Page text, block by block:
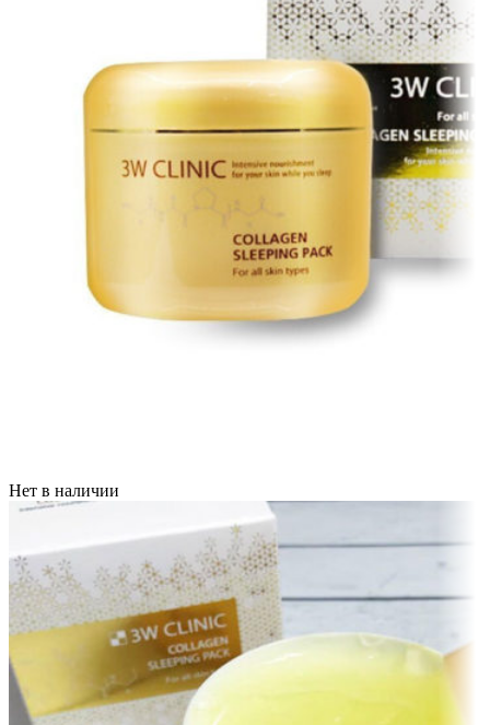
Нет в наличии